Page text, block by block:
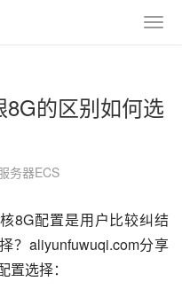
的区别如何选
务器ECS
8G配置是用户比较纠结
？aliyunfuwuqi.com分享
选择：